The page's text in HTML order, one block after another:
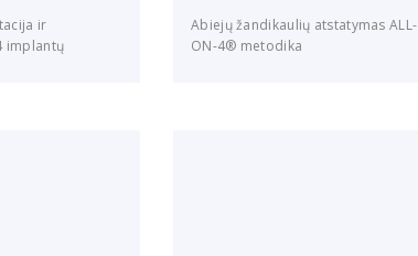
ir
implantų
Abiejų žandikaulių atstatymas ALL-
ON-4® metodika